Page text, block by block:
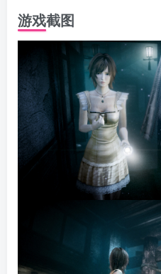
游戏截图